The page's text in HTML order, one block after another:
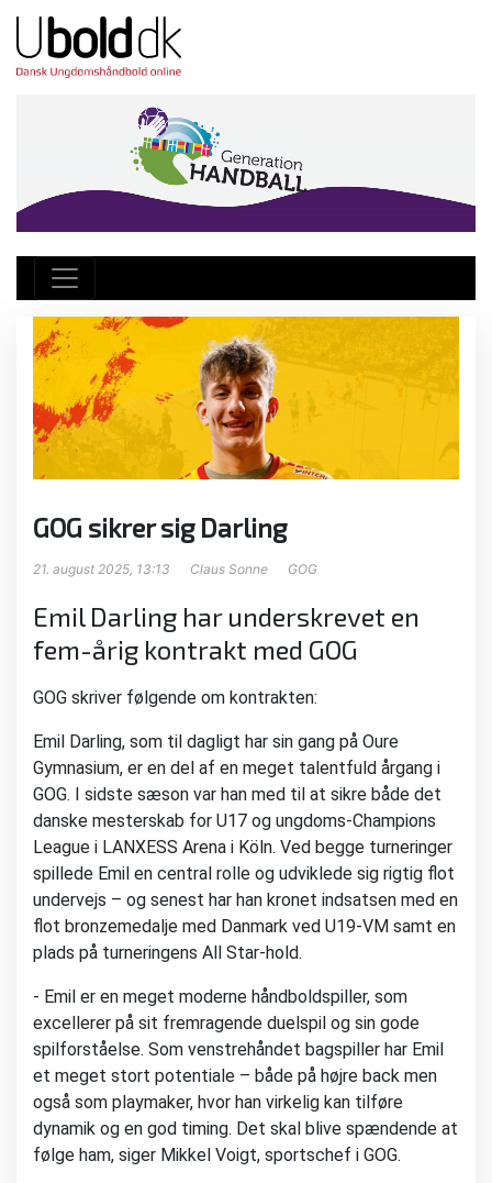
GOG sikrer sig Darling
21. august 2025, 13:13 Claus Sonne GOG
Emil Darling har underskrevet en
fem-årig kontrakt med GOG
GOG skriver følgende om kontrakten:
Emil Darling, som til dagligt har sin gang på Oure
Gymnasium, er en del af en meget talentfuld årgang i
GOG. I sidste sæson var han med til at sikre både det
danske mesterskab for U17 og ungdoms-Champions
League i LANXESS Arena i Köln. Ved begge turneringer
spillede Emil en central rolle og udviklede sig rigtig flot
undervejs – og senest har han kronet indsatsen med en
flot bronzemedalje med Danmark ved U19-VM samt en
plads på turneringens All Star-hold.
- Emil er en meget moderne håndboldspiller, som
excellerer på sit fremragende duelspil og sin gode
spilforståelse. Som venstrehåndet bagspiller har Emil
et meget stort potentiale – både på højre back men
også som playmaker, hvor han virkelig kan tilføre
dynamik og en god timing. Det skal blive spændende at
følge ham, siger Mikkel Voigt, sportschef i GOG.